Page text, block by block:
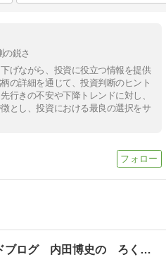
の鋭さ
げながら、投資に役立つ情報を提供
の詳細を通じて、投資判断のヒント
行きの不安や下降トレンドに対し、
とし、投資における最良の選択をサ
笑えるトレードブログ 内田博史の ろくでなし日記